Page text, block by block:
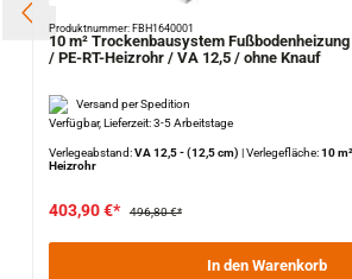
Produktnummer: FBH1640001
10 m² Trockenbausystem
/ PE-RT-Heizrohr / VA 12,5 / ohne Knauf
Versand per Spedition
Verfügbar, Lieferzeit: 3-5 Arbeitstage
Verlegeabstand:
VA 12,5 - (12,5 cm) |Verlegefläche:10 m²
Heizrohr
403,90 €* 496,80 €*
In den Warenkorb